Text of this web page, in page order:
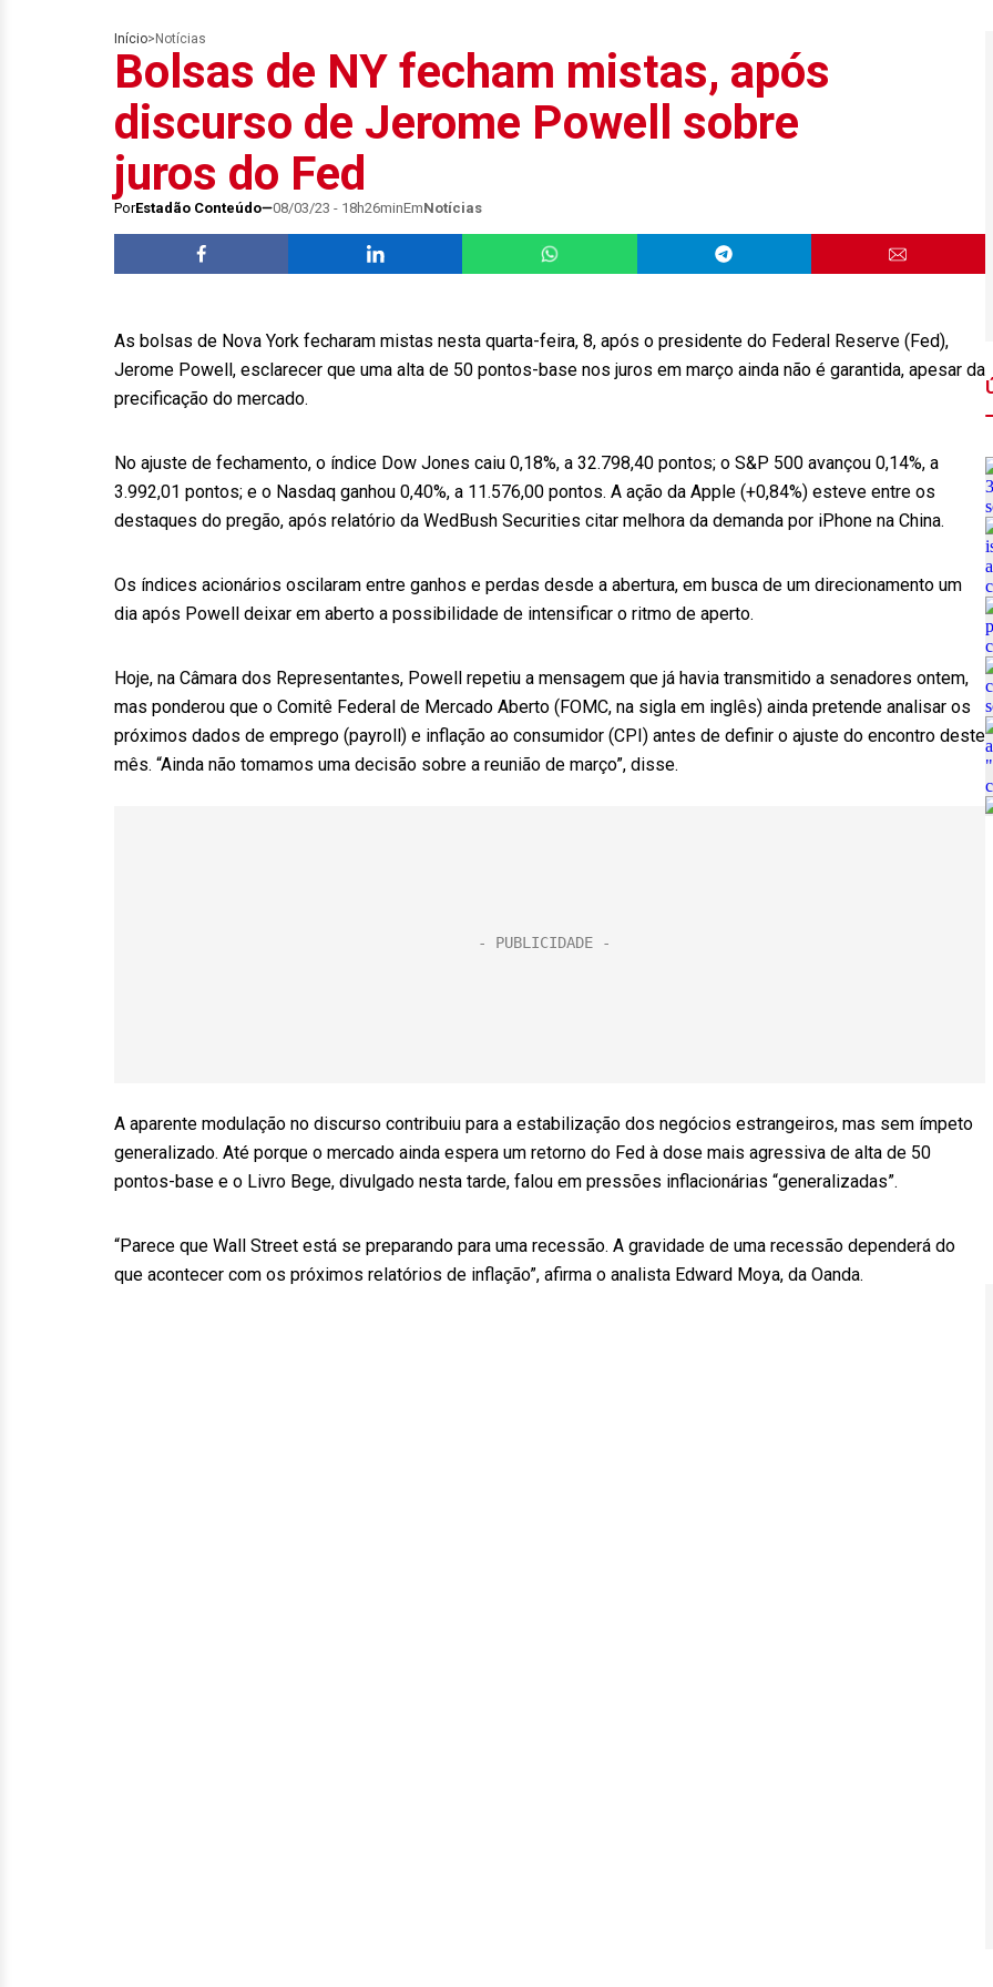
Início> Notícias
Bolsas de NY fecham mistas, após
discurso de Jerome Powell sobre
juros do Fed
PorEstadão Conteúdo 08/03/23 - 18h26minEmNotícias
As bolsas de Nova York fecharam mistas nesta quarta-feira, 8, após o presidente do Federal Reserve (Fed),
Jerome Powell, esclarecer que uma alta de 50 pontos-base nos juros em março ainda não é garantida, apesar da
precificação do mercado.
No ajuste de fechamento, o índice Dow Jones caiu 0,18%, a 32.798,40 pontos; o S&P 500 avançou 0,14%, a
3.992,01 pontos; e o Nasdaq ganhou 0,40%, a 11.576,00 pontos. A ação da Apple (+0,84%) esteve entre os
destaques do pregão, após relatório da WedBush Securities citar melhora da demanda por iPhone na China.
Os índices acionários oscilaram entre ganhos e perdas desde a abertura, em busca de um direcionamento um
dia após Powell deixar em aberto a possibilidade de intensificar o ritmo de aperto.
Hoje, na Câmara dos Representantes, Powell repetiu a mensagem que já havia transmitido a senadores ontem,
mas ponderou que o Comitê Federal de Mercado Aberto (FOMC, na sigla em inglês) ainda pretende analisar os
próximos dados de emprego (payroll) e inflação ao consumidor (CPI) antes de definir o ajuste do encontro deste
mês. “Ainda não tomamos uma decisão sobre a reunião de março”, disse.
A aparente modulação no discurso contribuiu para a estabilização dos negócios estrangeiros, mas sem ímpeto
generalizado. Até porque o mercado ainda espera um retorno do Fed à dose mais agressiva de alta de 50
pontos-base e o Livro Bege, divulgado nesta tarde, falou em pressões inflacionárias “generalizadas”.
“Parece que Wall Street está se preparando para uma recessão. A gravidade de uma recessão dependerá do
que acontecer com os próximos relatórios de inflação”, afirma o analista Edward Moya, da Oanda.